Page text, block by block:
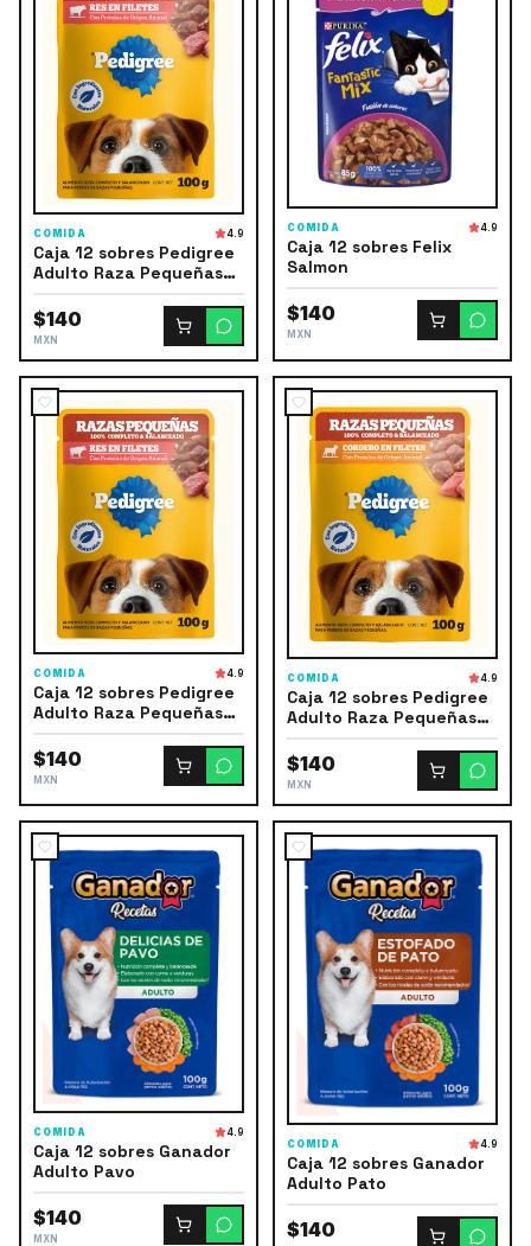
COMIDA 4.9
Caja 12 sobres Pedigree
Adulto Raza Pequeñas
Res
$140
MXN
COMIDA 4.9
Caja 12 sobres Felix
Salmon
$140
MXN
COMIDA 4.9
Caja 12 sobres Pedigree
Adulto Raza Pequeñas
Res-Vegetales
$140
MXN
COMIDA 4.9
Caja 12 sobres Pedigree
Adulto Raza Pequeñas
Cordero
$140
MXN
COMIDA 4.9
Caja 12 sobres Ganador
Adulto Pavo
$140
MXN
COMIDA 4.9
Caja 12 sobres Ganador
Adulto Pato
$140